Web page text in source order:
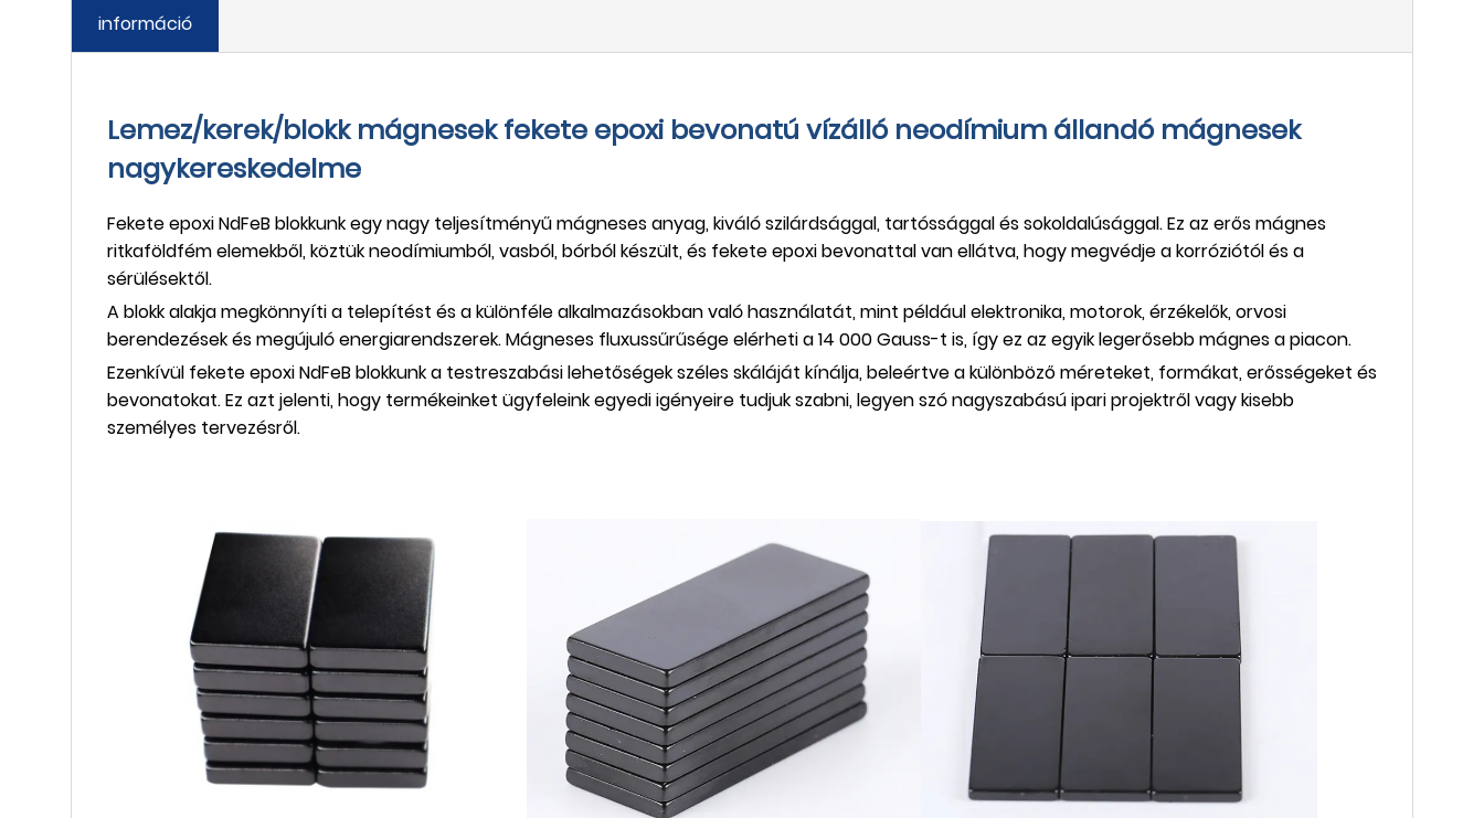
információ
Lemez/kerek/blokk mágnesek fekete epoxi bevonatú vízálló neodímium állandó mágnesek
nagykereskedelme
Fekete epoxi NdFeB blokkunk egy nagy teljesítményű mágneses anyag, kiváló szilárdsággal, tartóssággal és sokoldalúsággal. Ez az erős mágnes
ritkaföldfém elemekből, köztük neodímiumból, vasból, bórból készült, és fekete epoxi bevonattal van ellátva, hogy megvédje a korróziótól és a
sérülésektől.
A blokk alakja megkönnyíti a telepítést és a különféle alkalmazásokban való használatát, mint például elektronika, motorok, érzékelők, orvosi
berendezések és megújuló energiarendszerek. Mágneses fluxussűrűsége elérheti a 14 000 Gauss-t is, így ez az egyik legerősebb mágnes a piacon.
Ezenkívül fekete epoxi NdFeB blokkunk a testreszabási lehetőségek széles skáláját kínálja, beleértve a különböző méreteket, formákat, erősségeket és
bevonatokat. Ez azt jelenti, hogy termékeinket ügyfeleink egyedi igényeire tudjuk szabni, legyen szó nagyszabású ipari projektről vagy kisebb
személyes tervezésről.